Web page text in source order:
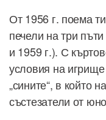
От 1956 г. поема
печели на три
и 1959 г.). С
условия на
„сините“, в който
състезатели от